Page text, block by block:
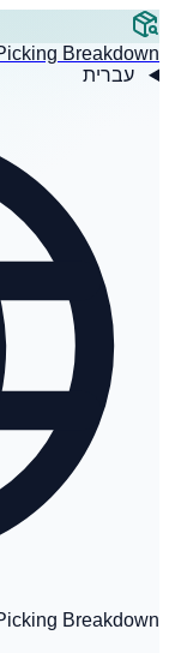
Breakdown
עברית
Breakdown